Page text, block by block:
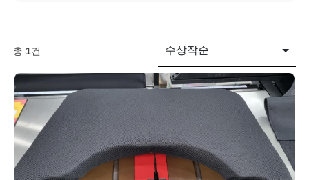
총 1건 수상작순